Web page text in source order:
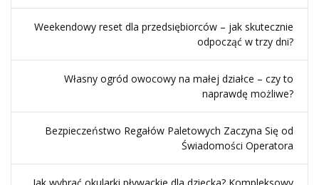
Weekendowy reset dla przedsiębiorców – jak skutecznie
odpocząć w trzy dni?
Własny ogród owocowy na małej działce – czy to
naprawdę możliwe?
Bezpieczeństwo Regałów Paletowych Zaczyna Się od
Świadomości Operatora
Jak wybrać okularki pływackie dla dziecka? Kompleksowy